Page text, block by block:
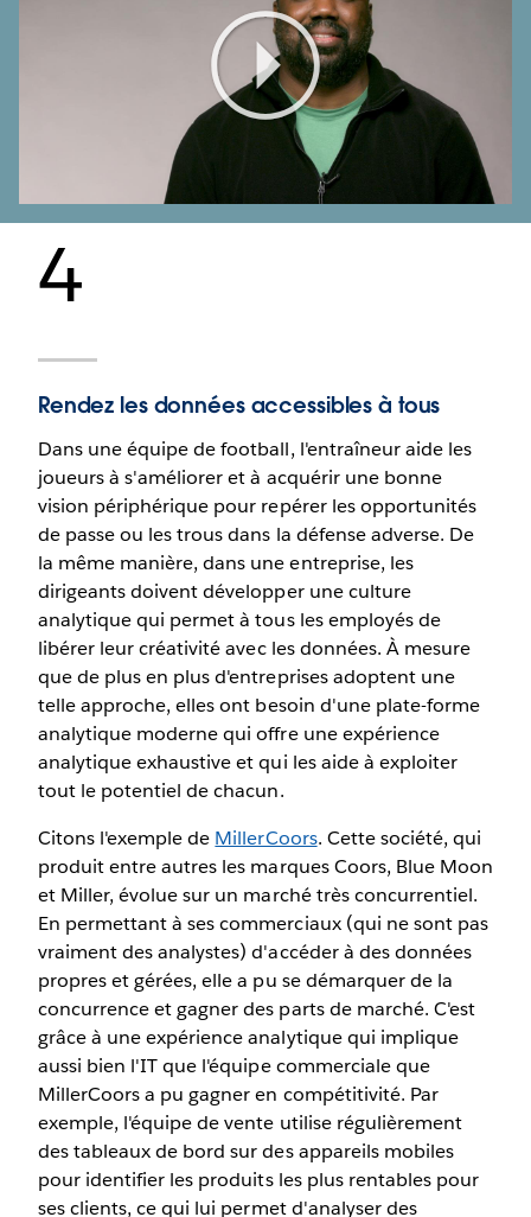
Play
Video
4
Rendez les données accessibles à tous
Dans une équipe de football, l'entraîneur aide les
joueurs à s'améliorer et à acquérir une bonne
vision périphérique pour repérer les opportunités
de passe ou les trous dans la défense adverse. De
la même manière, dans une entreprise, les
dirigeants doivent développer une culture
analytique qui permet à tous les employés de
libérer leur créativité avec les données. À mesure
que de plus en plus d'entreprises adoptent une
telle approche, elles ont besoin d'une plate-forme
analytique moderne qui offre une expérience
analytique exhaustive et qui les aide à exploiter
tout le potentiel de chacun.
Citons l'exemple de MillerCoors. Cette société, qui
produit entre autres les marques Coors, Blue Moon
et Miller, évolue sur un marché très concurrentiel.
En permettant à ses commerciaux (qui ne sont pas
vraiment des analystes) d'accéder à des données
propres et gérées, elle a pu se démarquer de la
concurrence et gagner des parts de marché. C'est
grâce à une expérience analytique qui implique
aussi bien l'IT que l'équipe commerciale que
MillerCoors a pu gagner en compétitivité. Par
exemple, l'équipe de vente utilise régulièrement
des tableaux de bord sur des appareils mobiles
pour identifier les produits les plus rentables pour
ses clients, ce qui lui permet d'analyser des